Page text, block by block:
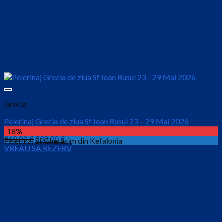
Grecia
Pelerinaj Grecia de ziua Sf Ioan Rusul 23 – 29 Mai 2026
360.00€Prețul
inițial
330.00€Prețul
curent
VREAU SA REZERV
-18%
Pelerinaj Sf Gherasim din Kefalonia